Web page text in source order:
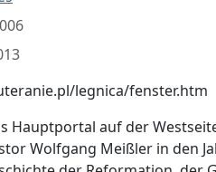
legnica/fenster.htm
Hauptportal auf der
Wolfgang Meißler in den